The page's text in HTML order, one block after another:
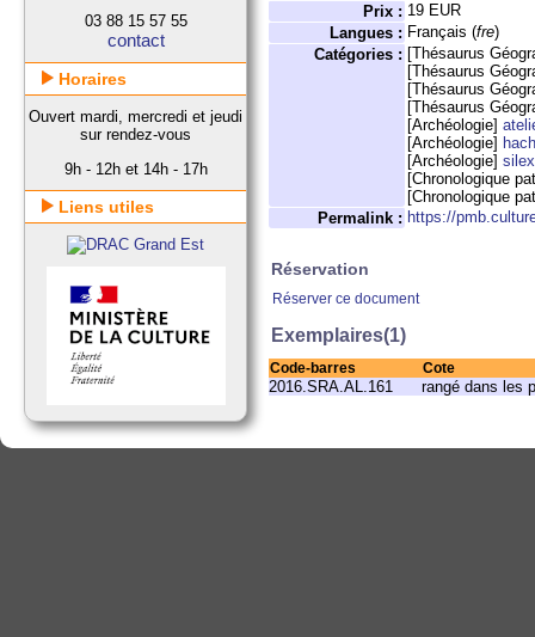
Prix : 19 EUR
Langues : Français (fre)
Catégories : [Thésaurus
[Thésaurus
[Thésaurus
[Thésaurus
[Archéologie]
[Archéologie]
[Archéologie]silex
[Chronologique
[Chronologique
Permalink : https://
Réservation
Réserver ce document
Exemplaires(1)
Code-barres Cote
2016.SRA.AL.161 rangé dans les
03 88 15 57 55
contact
Horaires
Ouvert mardi, mercredi et jeudi
sur rendez-vous
9h - 12h et 14h - 17h
Liens utiles